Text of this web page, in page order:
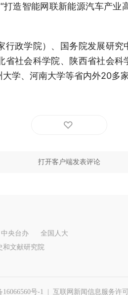
造智能网联新能源汽车产业
行政学院）、国务院发展研
社会科学院、陕西省社会
学、河南大学等省内外20多
打开客户端发表评论
中央台办
全国人大
和文献研究院
16066560号-1 | 互联网新闻信息服务许可